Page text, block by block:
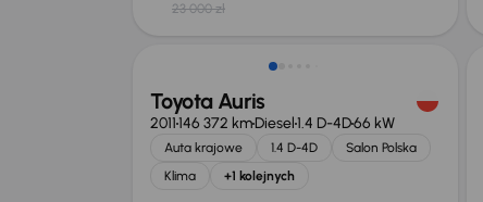
23 000 zł
Taniej o 500 zł
Toyota Auris
2011146 372 kmDiesel1.4 D-4D66 kW
Auta krajowe 1.4 D-4D
Salon Polska
Klima
+1 kolejnych